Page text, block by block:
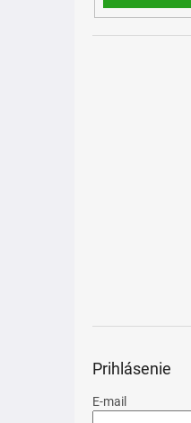
Prihlásenie
E-mail